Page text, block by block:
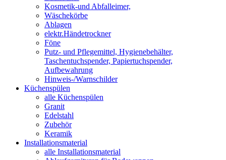
Kosmetik-und Abfalleimer,
Wäschekörbe
Ablagen
elektr.Händetrockner
Föne
Putz- und Pflegemittel, Hygienebehälter,
Taschentuchspender, Papiertuchspender,
Aufbewahrung
Hinweis-/Warnschilder
Küchenspülen
alle Küchenspülen
Granit
Edelstahl
Zubehör
Keramik
Installationsmaterial
alle Installationsmaterial